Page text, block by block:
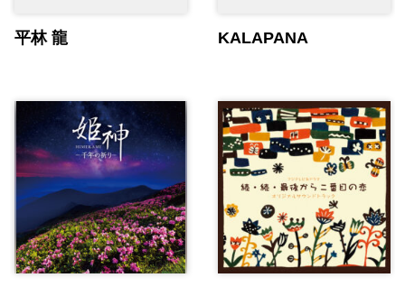
平林 龍 KALAPANA